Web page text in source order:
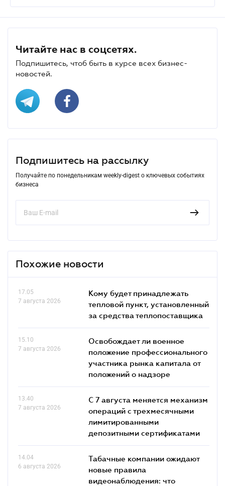
Читайте нас в соцсетях.
Подпишитесь, чтоб быть в курсе всех бизнес-
новостей.
Подпишитесь на рассылку
Получайте по понедельникам weekly-digest о ключевых событиях
бизнеса
Похожие новости
17.05
7 августа 2026
Кому будет принадлежать
тепловой пункт, установленный
за средства теплопоставщика
15.10
7 августа 2026
Освобождает ли военное
положение профессионального
участника рынка капитала от
положений о надзоре
13.40
7 августа 2026
С 7 августа меняется механизм
операций с трехмесячными
лимитированными
депозитными сертификатами
14.04
6 августа 2026
Табачные компании ожидают
новые правила
видеонаблюдения: что